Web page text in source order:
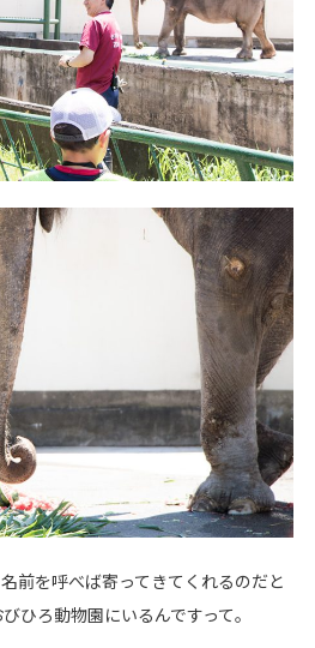
前を呼べば寄ってきてくれるのだと
ひろ動物園にいるんですって。